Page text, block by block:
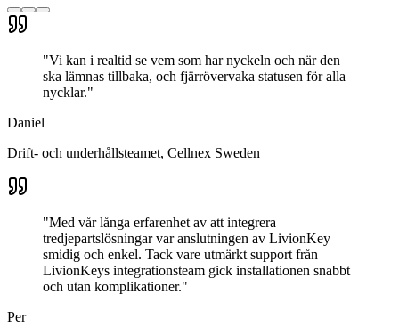
"Vi kan i realtid se vem som har nyckeln och när den
ska lämnas tillbaka, och fjärrövervaka statusen för alla
nycklar."
Daniel
Drift- och underhållsteamet, Cellnex Sweden
"Med vår långa erfarenhet av att integrera
tredjepartslösningar var anslutningen av LivionKey
smidig och enkel. Tack vare utmärkt support från
LivionKeys integrationsteam gick installationen snabbt
och utan komplikationer."
Per